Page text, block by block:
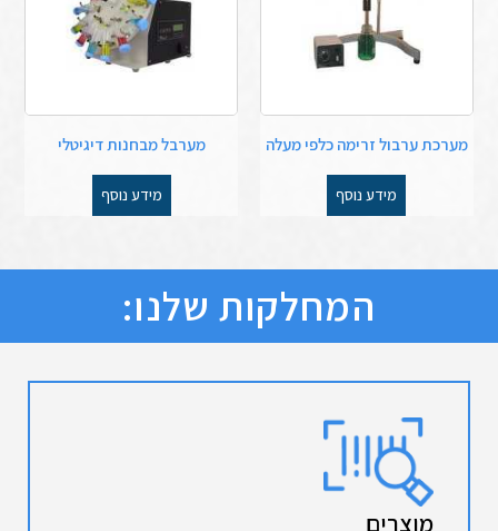
מערכת ערבול זרימה כלפי מעלה
מידע נוסף
מערבל מבחנות דיגיטלי
מידע נוסף
המחלקות שלנו:
מוצרים